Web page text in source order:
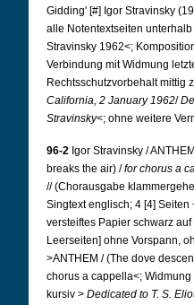
Gidding' [#] Igor Stravinsky
alle Notentextseiten
Stravinsky 1962<;
Verbindung mit Widmung
Rechtsschutzvorbehalt mittig
California, 2 January 1962/
Stravinsky<; ohne weitere
96-2 Igor Stravinsky /
breaks the air) /for chorus a
// (Chorausgabe
Singtext englisch; 4 [4] Seiten
versteiftes Papier schwarz
Leerseiten] ohne Vorspann,
>ANTHEM / (The dove
chorus a cappella<;
kursiv > Dedicated to T. S.